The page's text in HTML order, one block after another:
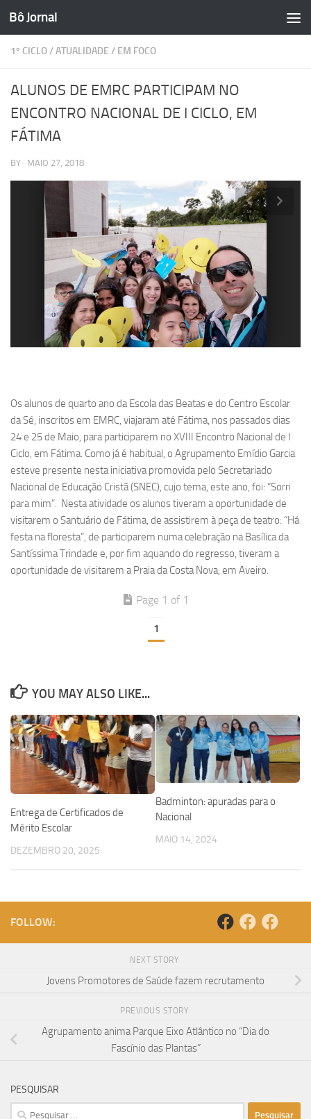
Skip to content
Bô Jornal
1º CICLO/ATUALIDADE / EM FOCO
ALUNOS DE EMRC PARTICIPAM NO
ENCONTRO NACIONAL DE I CICLO, EM
FÁTIMA
BY · MAIO 27, 2018
Os alunos de quarto ano da Escola das Beatas e do Centro Escolar
da Sé, inscritos em EMRC, viajaram até Fátima, nos passados dias
24 e 25 de Maio, para participarem no XVIII Encontro Nacional de I
Ciclo, em Fátima. Como já é habitual, o Agrupamento Emídio Garcia
esteve presente nesta iniciativa promovida pelo Secretariado
Nacional de Educação Cristã (SNEC), cujo tema, este ano, foi: “Sorri
para mim”. Nesta atividade os alunos tiveram a oportunidade de
visitarem o Santuário de Fátima, de assistirem à peça de teatro: “Há
festa na floresta”, de participarem numa celebração na Basílica da
Santíssima Trindade e, por fim aquando do regresso, tiveram a
oportunidade de visitarem a Praia da Costa Nova, em Aveiro.
Page 1 of 1
1
YOU MAY ALSO LIKE...
Entrega de Certificados de
Mérito Escolar
DEZEMBRO 20, 2025
Badminton: apuradas para o
Nacional
MAIO 14, 2024
FOLLOW:
NEXT STORY
Jovens Promotores de Saúde fazem recrutamento
PREVIOUS STORY
Agrupamento anima Parque Eixo Atlântico no “Dia do
Fascínio das Plantas”
PESQUISAR
Pesquisar